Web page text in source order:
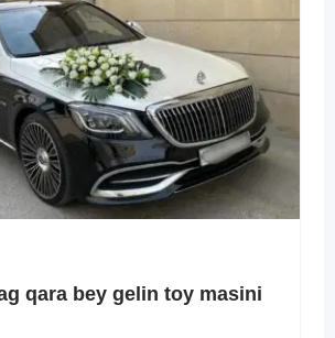
qara bey gelin toy masini